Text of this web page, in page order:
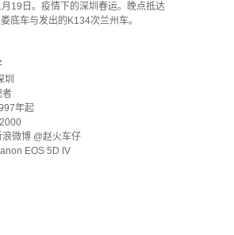
19日。疫情下的深圳春运。晚点抵达
底车与发出的K134次兰州车。
圳
者
年起
微博 @赵火车仔
EOS 5D IV